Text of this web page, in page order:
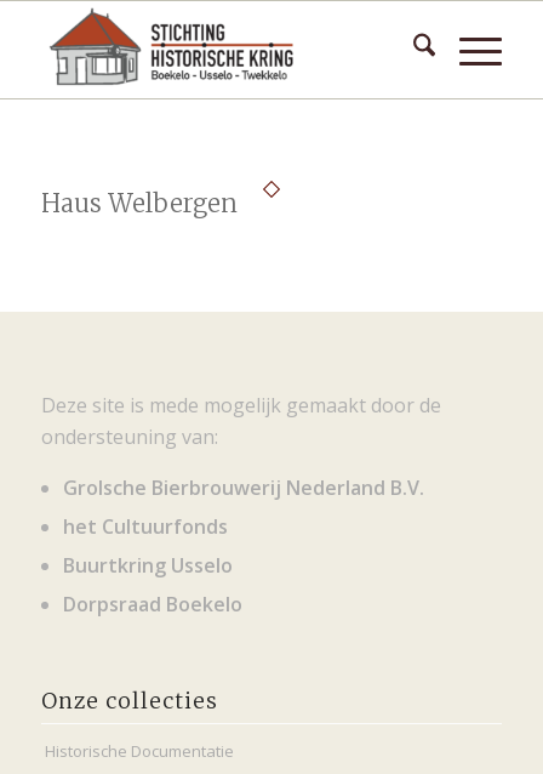
Haus Welbergen
Deze site is mede mogelijk gemaakt door de
ondersteuning van:
Grolsche Bierbrouwerij Nederland B.V.
het Cultuurfonds
Buurtkring Usselo
Dorpsraad Boekelo
Onze collecties
Historische Documentatie